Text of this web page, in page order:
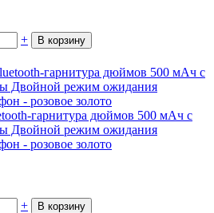
+
В корзину
гарнитура дюймов 500 мАч с
Двойной режим ожидания
- розовое золото
+ В корзину